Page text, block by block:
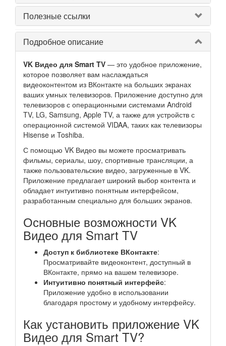
Полезные ссылки
Подробное описание
VK Видео для Smart TV — это удобное приложение,
которое позволяет вам наслаждаться
видеоконтентом из ВКонтакте на больших экранах
ваших умных телевизоров. Приложение доступно для
телевизоров с операционными системами Android
TV, LG, Samsung, Apple TV, а также для устройств с
операционной системой VIDAA, таких как телевизоры
Hisense и Toshiba.
С помощью VK Видео вы можете просматривать
фильмы, сериалы, шоу, спортивные трансляции, а
также пользовательские видео, загруженные в VK.
Приложение предлагает широкий выбор контента и
обладает интуитивно понятным интерфейсом,
разработанным специально для больших экранов.
Основные возможности VK
Видео для Smart TV
Доступ к библиотеке ВКонтакте:
Просматривайте видеоконтент, доступный в
ВКонтакте, прямо на вашем телевизоре.
Интуитивно понятный интерфейс:
Приложение удобно в использовании
благодаря простому и удобному интерфейсу.
Как установить приложение VK
Видео для Smart TV?